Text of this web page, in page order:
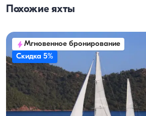
пассажиров во время дневных
для проживания, а при дневной
ходовую вместимость.
Похожие яхты
Мгновенное бронирование
Скидка 5%